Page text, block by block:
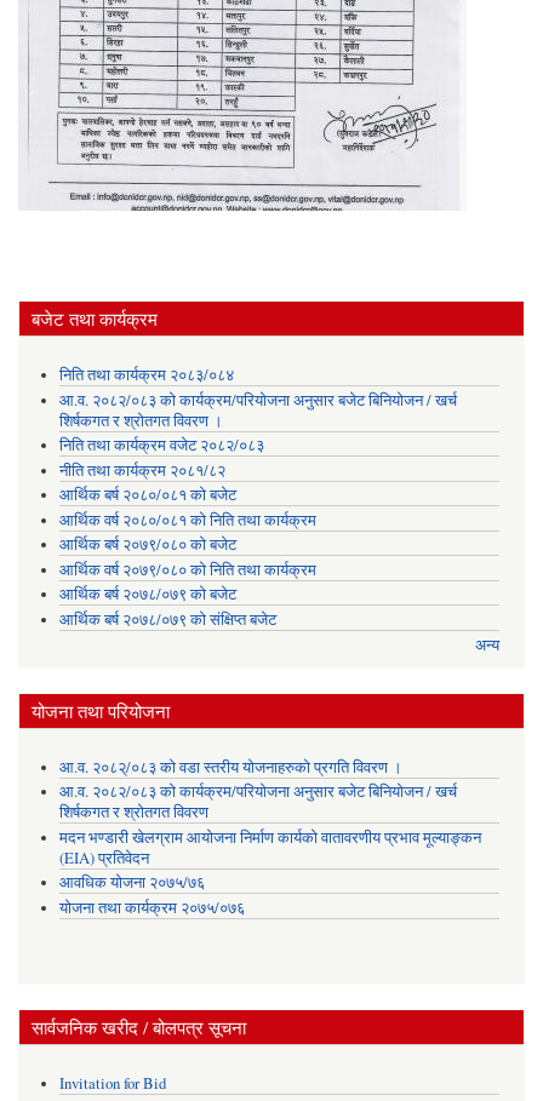
बजेट तथा कार्यक्रम
निति तथा कार्यक्रम २०८३/०८४
आ.व. २०८२/०८३ को कार्यक्रम/परियोजना अनुसार बजेट बिनियोजन / खर्च
शिर्षकगत र श्रोतगत विवरण ।
निति तथा कार्यक्रम वजेट २०८२/०८३
नीति तथा कार्यक्रम २०८१/८२
आर्थिक बर्ष २०८०/०८१ को बजेट
आर्थिक वर्ष २०८०/०८१ को निति तथा कार्यक्रम
आर्थिक बर्ष २०७९/०८० को बजेट
आर्थिक वर्ष २०७९/०८० को निति तथा कार्यक्रम
आर्थिक बर्ष २०७८/०७९ को बजेट
आर्थिक बर्ष २०७८/०७९ को संक्षिप्त बजेट
अन्य
योजना तथा परियोजना
आ.व. २०८२्/०८३ को वडा स्तरीय योजनाहरुको प्रगति विवरण ।
आ.व. २०८२/०८३ को कार्यक्रम/परियोजना अनुसार बजेट बिनियोजन / खर्च
शिर्षकगत र श्रोतगत विवरण
मदन भण्डारी खेलग्राम आयोजना निर्माण कार्यको वातावरणीय प्रभाव मूल्याङ्कन
(EIA) प्रतिवेदन
आवधिक योजना २०७५/७६
योजना तथा कार्यक्रम २०७५/०७६
सार्वजनिक खरीद / बोलपत्र सूचना
Invitation for Bid